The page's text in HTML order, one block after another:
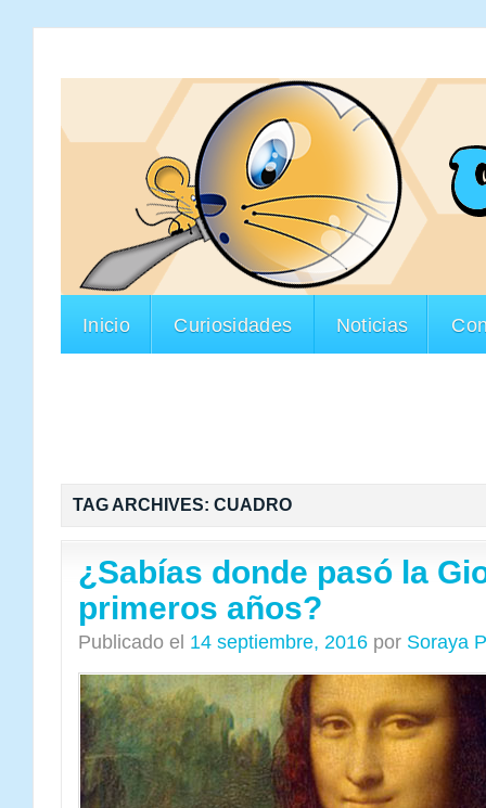
Inicio Curiosidades Noticias
TAG ARCHIVES: CUADRO
¿Sabías donde pasó la
primeros años?
Publicado el 14 septiembre, 2016 por Soraya